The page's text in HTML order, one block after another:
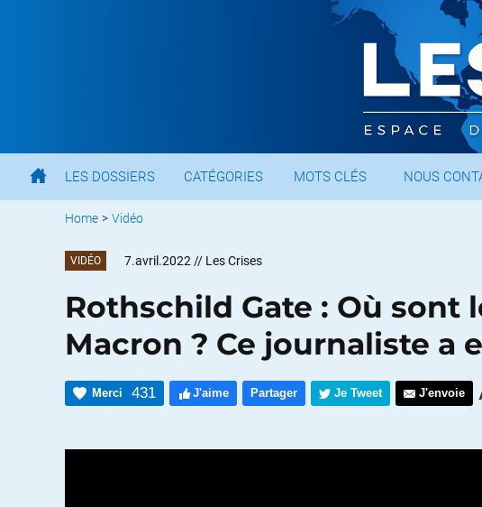
LES DOSSIERS CATÉGORIES MOTS CLÉS NOUS
Home > Vidéo
VIDÉO 7.avril.2022 // Les Crises
Rothschild Gate : Où sont
Macron ? Ce journaliste a
Merci 431 J'aime Partager Je Tweet J'envoie